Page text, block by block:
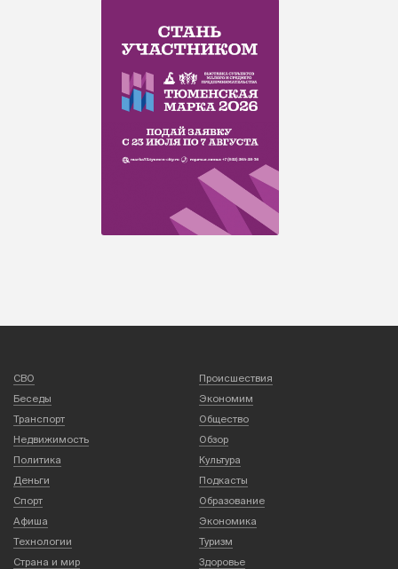
СВО
Происшествия
Беседы
Экономим
Транспорт
Общество
Недвижимость
Обзор
Политика
Культура
Деньги
Подкасты
Спорт
Образование
Афиша
Экономика
Технологии
Туризм
Страна и мир
Здоровье